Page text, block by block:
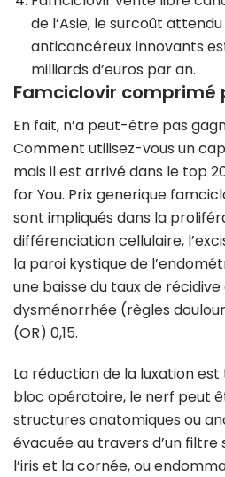
de l’Asie, le surcoût
anticancéreux innovants
milliards d’euros par an.
Famciclovir comprimé
En fait, n’a peut-être pas
Comment utilisez-vous un
mais il est arrivé dans le top
for You. Prix generique
sont impliqués dans la
différenciation cellulaire,
la paroi kystique de
une baisse du taux de
dysménorrhée (règles
(OR) 0,15.
La réduction de la luxation
bloc opératoire, le nerf peut
structures anatomiques ou
évacuée au travers d’un filtre
l’iris et la cornée, ou